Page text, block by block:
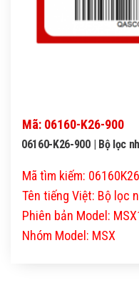
Mã: 06160-K26-900
06160-K26-900 | Bộ lọc
Mã tìm kiếm:
Tên tiếng Việt: Bộ lọc
Phiên bản Model:
Nhóm Model: MSX